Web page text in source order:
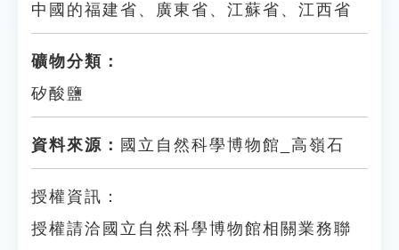
中國的福建省、廣東省、江蘇省、江西省
礦物分類：
矽酸鹽
資料來源： 國立自然科學博物館_高嶺石
授權資訊：
授權請洽國立自然科學博物館相關業務聯